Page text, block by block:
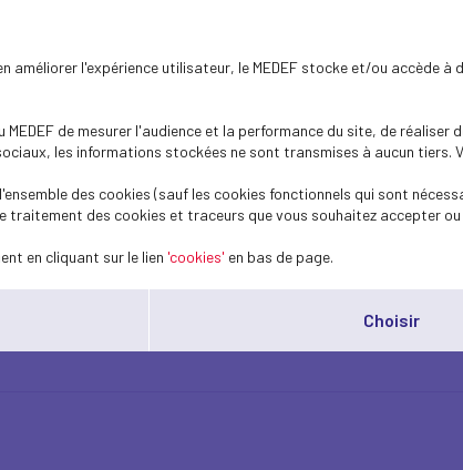
ses 80 ans !
améliorer l'expérience utilisateur, le MEDEF stocke et/ou
de mesurer l'audience et la performance du site, de
les informations stockées ne sont transmises à aucun
des cookies (sauf les cookies fonctionnels qui sont
des cookies et traceurs que vous souhaitez accepter
en cliquant sur le lien 'cookies' en bas de page.
Choisir